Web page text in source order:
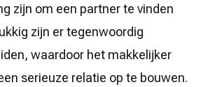
zijn om een partner te vinden
zijn er tegenwoordig
waardoor het makkelijker
serieuze relatie op te bouwen.